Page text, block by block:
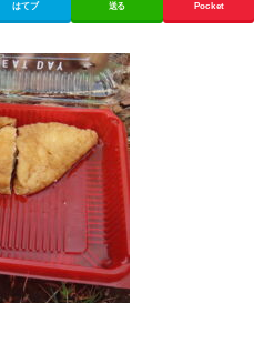
はてブ 送る Pocket